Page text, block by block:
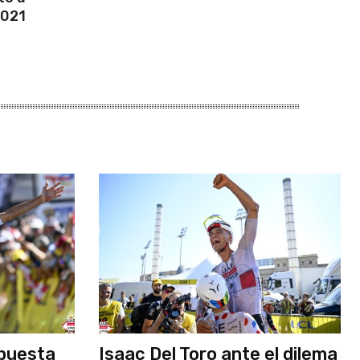
Isaac Del Toro ante el dilema